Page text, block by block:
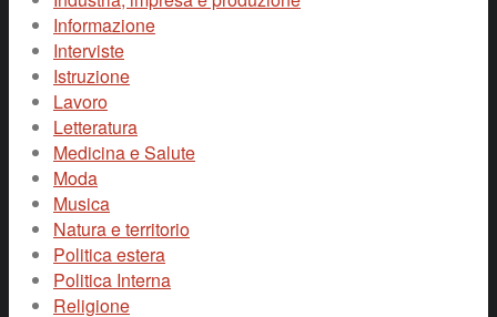
Informazione
Interviste
Istruzione
Lavoro
Letteratura
Medicina e Salute
Moda
Musica
Natura e territorio
Politica estera
Politica Interna
Religione